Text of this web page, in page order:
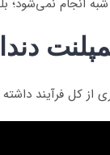
انجام نمی‌شود؛
از کل فرآیند